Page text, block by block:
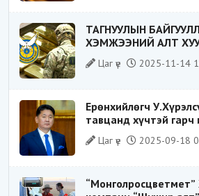
ТАГНУУЛЫН
ХЭМЖЭЭНИЙ АЛТ
ХИЛЭЭР ГАРГАХ ГЭЖ
ҮЙЛДЛИЙГ ТАСЛАН
Цаг үе 2025-11-14
Ерөнхийлөгч
тавцанд хүчтэй гарч
шударга ёсны төлөө
тогтолцооны хонгилыг
Цаг үе 2025-09-18